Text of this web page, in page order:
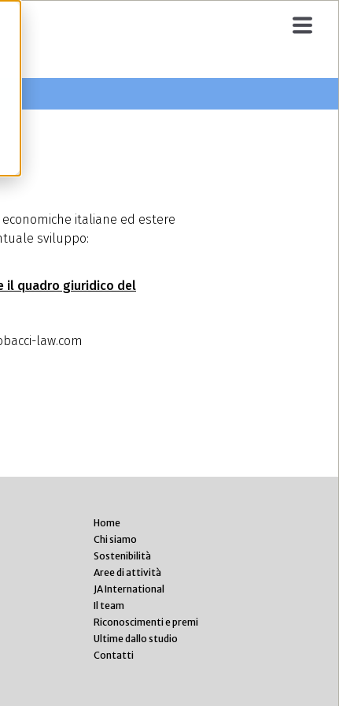
italiane ed estere
sviluppo:
il quadro giuridico del
law.com
Home
Chi siamo
Sostenibilità
Aree di attività
JA International
Il team
Riconoscimenti e premi
Ultime dallo studio
Contatti